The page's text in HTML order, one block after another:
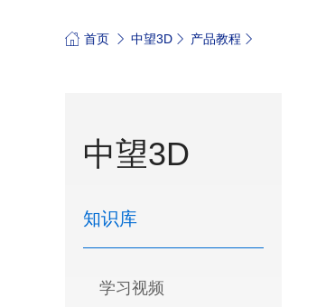
首页 中望3D 产品教程
中望3D
知识库
学习视频